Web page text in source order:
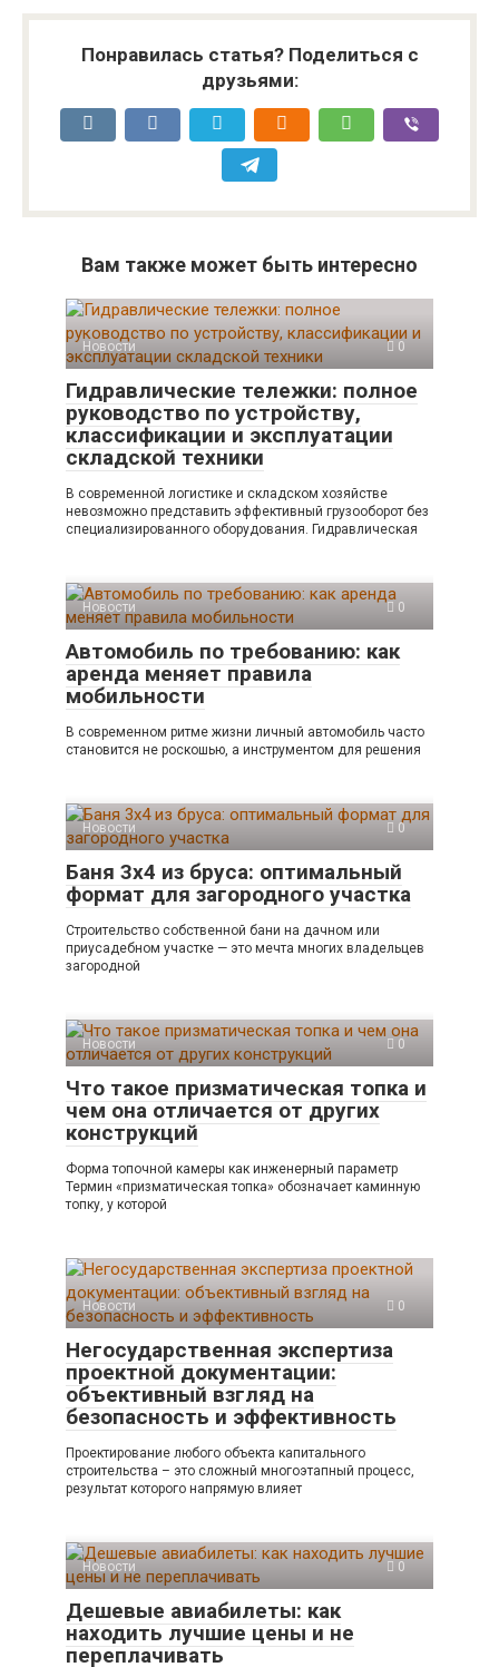
Понравилась статья? Поделиться с
друзьями:
Вам также может быть интересно
Новости 0
Гидравлические тележки: полное
руководство по устройству,
классификации и эксплуатации
складской техники
В современной логистике и складском хозяйстве
невозможно представить эффективный грузооборот без
специализированного оборудования. Гидравлическая
Новости 0
Автомобиль по требованию: как
аренда меняет правила
мобильности
В современном ритме жизни личный автомобиль часто
становится не роскошью, а инструментом для решения
Новости 0
Баня 3х4 из бруса: оптимальный
формат для загородного участка
Строительство собственной бани на дачном или
приусадебном участке — это мечта многих владельцев
загородной
Новости 0
Что такое призматическая топка и
чем она отличается от других
конструкций
Форма топочной камеры как инженерный параметр
Термин «призматическая топка» обозначает каминную
топку, у которой
Новости 0
Негосударственная экспертиза
проектной документации:
объективный взгляд на
безопасность и эффективность
Проектирование любого объекта капитального
строительства – это сложный многоэтапный процесс,
результат которого напрямую влияет
Новости 0
Дешевые авиабилеты: как
находить лучшие цены и не
переплачивать